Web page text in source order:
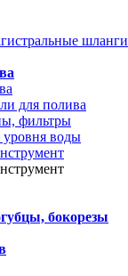
шланги
для полива
фильтры
воды
бокорезы